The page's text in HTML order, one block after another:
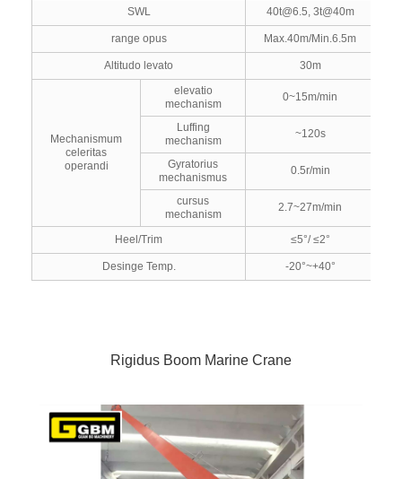
SWL 40t@6.5, 3t@40m
range opus Max.40m/Min.6.5m
Altitudo levato 30m
Mechanismum
celeritas
operandi
elevatio
mechanism
0~15m/min
Luffing
mechanism
~120s
Gyratorius
mechanismus
0.5r/min
cursus
mechanism
2.7~27m/min
Heel/Trim ≤5°/ ≤2°
Desinge Temp. -20°~+40°
Rigidus Boom Marine Crane